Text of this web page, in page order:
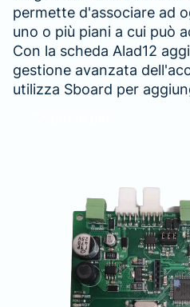
permette d'associare ad
uno o più piani a cui può
Con la scheda Alad12
gestione avanzata
utilizza Sboard per